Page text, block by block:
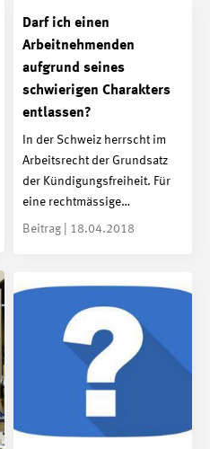
Darf ich einen
Arbeitnehmenden
aufgrund seines
schwierigen Charakters
entlassen?
In der Schweiz herrscht im
Arbeitsrecht der Grundsatz
der Kündigungsfreiheit. Für
eine rechtmässige…
Beitrag | 18.04.2018